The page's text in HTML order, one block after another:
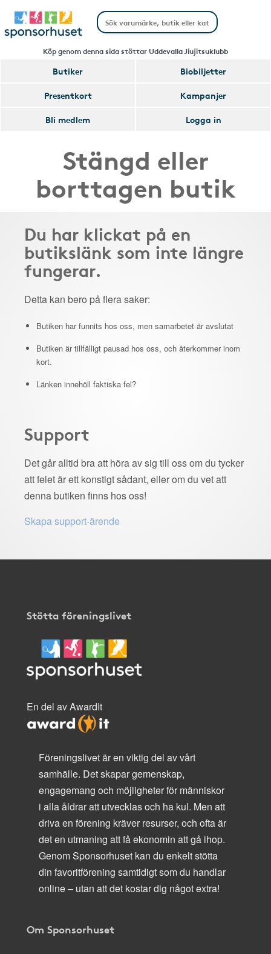
Köp genom denna sida stöttar Uddevalla Jiujitsuklubb
Butiker
Biobiljetter
Presentkort
Kampanjer
Bli medlem
Logga in
Stängd eller
borttagen butik
Du har klickat på en
butikslänk som inte längre
fungerar.
Detta kan bero på flera saker:
Butiken har funnits hos oss, men samarbetet är avslutat
Butiken är tillfälligt pausad hos oss, och återkommer inom
kort.
Länken innehöll faktiska fel?
Support
Det går alltid bra att höra av sig till oss om du tycker
att felet är ett konstigt sådant, eller om du vet att
denna butiken finns hos oss!
Skapa support-ärende
Stötta föreningslivet
En del av AwardIt
Föreningslivet är en viktig del av vårt
samhälle. Det skapar gemenskap,
engagemang och möjligheter för människor
i alla åldrar att utvecklas och ha kul. Men att
driva en förening kräver resurser, och ofta är
det en utmaning att få ekonomin att gå ihop.
Genom Sponsorhuset kan du enkelt stötta
din favoritförening samtidigt som du handlar
online – utan att det kostar dig något extra!
Om Sponsorhuset